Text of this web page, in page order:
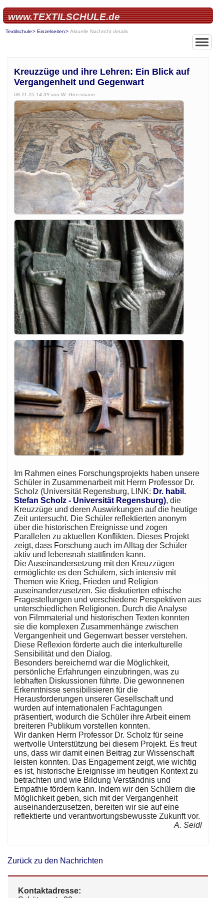
www.TEXTILSCHULE.de
Textilschule Einzelseiten Aktuelle Nachricht details
Kreuzzüge und ihre Lehren: Ein Blick auf
Vergangenheit und Gegenwart
08.11.25 14:39 von W. Grossmann
Im Rahmen eines Forschungsprojekts haben unsere
Schüler in Zusammenarbeit mit Herrn Professor Dr.
Scholz (Universität Regensburg, LINK: Dr. habil.
Stefan Scholz - Universität Regensburg), die
Kreuzzüge und deren Auswirkungen auf die heutige
Zeit untersucht. Die Schüler reflektierten anonym
über die historischen Ereignisse und zogen
Parallelen zu aktuellen Konflikten. Dieses Projekt
zeigt, dass Forschung auch im Alltag der Schüler
aktiv und lebensnah stattfinden kann.
Die Auseinandersetzung mit den Kreuzzügen
ermöglichte es den Schülern, sich intensiv mit
Themen wie Krieg, Frieden und Religion
auseinanderzusetzen. Sie diskutierten ethische
Fragestellungen und verschiedene Perspektiven aus
unterschiedlichen Religionen. Durch die Analyse
von Filmmaterial und historischen Texten konnten
sie die komplexen Zusammenhänge zwischen
Vergangenheit und Gegenwart besser verstehen.
Diese Reflexion förderte auch die interkulturelle
Sensibilität und den Dialog.
Besonders bereichernd war die Möglichkeit,
persönliche Erfahrungen einzubringen, was zu
lebhaften Diskussionen führte. Die gewonnenen
Erkenntnisse sensibilisieren für die
Herausforderungen unserer Gesellschaft und
wurden auf internationalen Fachtagungen
präsentiert, wodurch die Schüler ihre Arbeit einem
breiteren Publikum vorstellen konnten.
Wir danken Herrn Professor Dr. Scholz für seine
wertvolle Unterstützung bei diesem Projekt. Es freut
uns, dass wir damit einen Beitrag zur Wissenschaft
leisten konnten. Das Engagement zeigt, wie wichtig
es ist, historische Ereignisse im heutigen Kontext zu
betrachten und wie Bildung Verständnis und
Empathie fördern kann. Indem wir den Schülern die
Möglichkeit geben, sich mit der Vergangenheit
auseinanderzusetzen, bereiten wir sie auf eine
reflektierte und verantwortungsbewusste Zukunft vor.
A. Seidl
Zurück zu den Nachrichten
Kontaktadresse: